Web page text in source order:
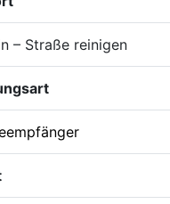
– Straße reinigen